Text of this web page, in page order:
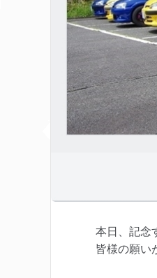
本日、記念
皆様の願い